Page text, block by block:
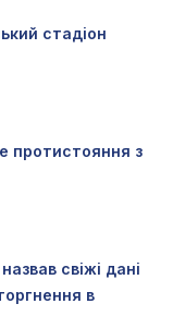
стадіон
протистояння з
свіжі дані
в